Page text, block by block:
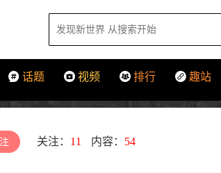
话题 视频 排行 趣站
关注： 11 内容： 54